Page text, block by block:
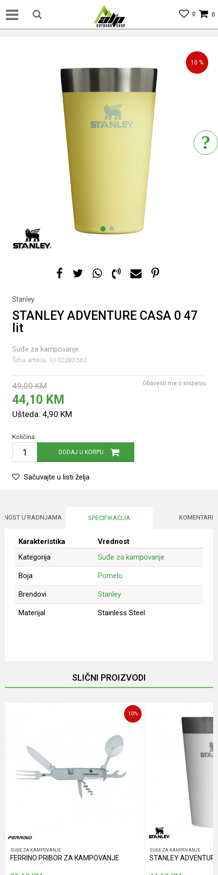
0
0
1 2
10 %
Stanley
STANLEY ADVENTURE CASA 0 47
lit
Suđe za kampovanje
Šifra artikla: 10-02282-563
49,00 KM
44,10 KM
Ušteda: 4,90 KM
Obavesti me o sniženju
Količina:
DODAJ U KORPU
Sačuvajte u listi želja
U RADNJAMA SPECIFIKACIJA KOMENTARI
Karakteristika
Vrednost
Kategorija
Suđe za kampovanje
Boja Pomelo
Brendovi Stanley
Materijal Stainless Steel
POŠALJI
SLIČNI PROIZVODI
10%
SUĐE ZA KAMPOVANJE
FERRINO PRIBOR ZA KAMPOVANJE
SUĐE ZA KAMPOVANJE
STANLEY